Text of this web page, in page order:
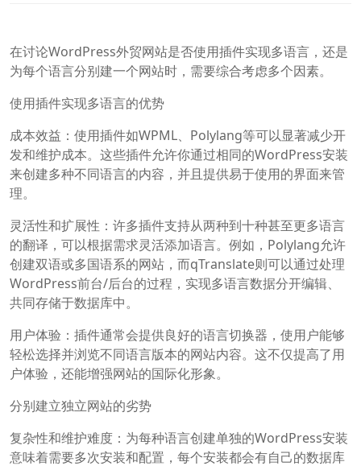
在讨论WordPress外贸网站是否使用插件实现多语言，还是
为每个语言分别建一个网站时，需要综合考虑多个因素。
使用插件实现多语言的优势
成本效益：使用插件如WPML、Polylang等可以显著减少开
发和维护成本。这些插件允许你通过相同的WordPress安装
来创建多种不同语言的内容，并且提供易于使用的界面来管
理。
灵活性和扩展性：许多插件支持从两种到十种甚至更多语言
的翻译，可以根据需求灵活添加语言。例如，Polylang允许
创建双语或多国语系的网站，而qTranslate则可以通过处理
WordPress前台/后台的过程，实现多语言数据分开编辑、
共同存储于数据库中。
用户体验：插件通常会提供良好的语言切换器，使用户能够
轻松选择并浏览不同语言版本的网站内容。这不仅提高了用
户体验，还能增强网站的国际化形象。
分别建立独立网站的劣势
复杂性和维护难度：为每种语言创建单独的WordPress安装
意味着需要多次安装和配置，每个安装都会有自己的数据库